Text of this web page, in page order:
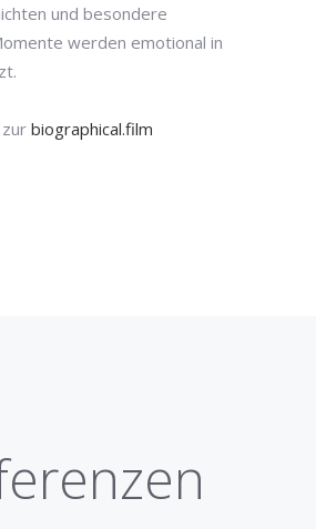
und besondere
werden emotional in
biographical.film